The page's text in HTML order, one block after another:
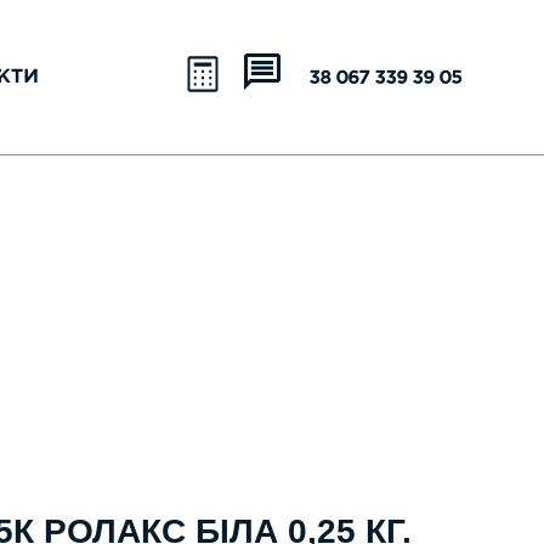
+38 067 339 39 05
РОЛАКС БІЛА 0,25 КГ.